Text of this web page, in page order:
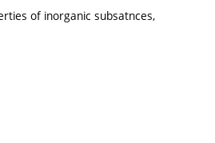
of inorganic subsatnces,